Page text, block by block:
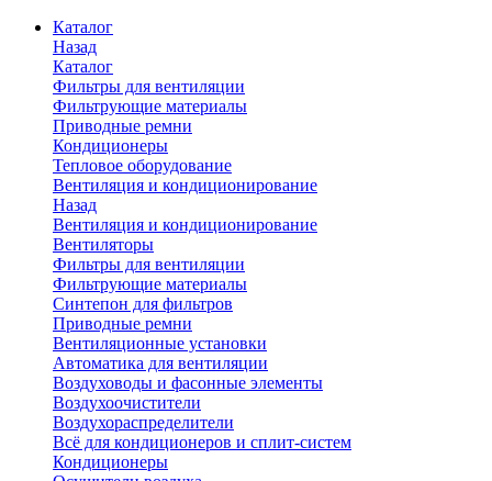
Каталог
Назад
Каталог
Фильтры для вентиляции
Фильтрующие материалы
Приводные ремни
Кондиционеры
Тепловое оборудование
Вентиляция и кондиционирование
Назад
Вентиляция и кондиционирование
Вентиляторы
Фильтры для вентиляции
Фильтрующие материалы
Синтепон для фильтров
Приводные ремни
Вентиляционные установки
Автоматика для вентиляции
Воздуховоды и фасонные элементы
Воздухоочистители
Воздухораспределители
Всё для кондиционеров и сплит-систем
Кондиционеры